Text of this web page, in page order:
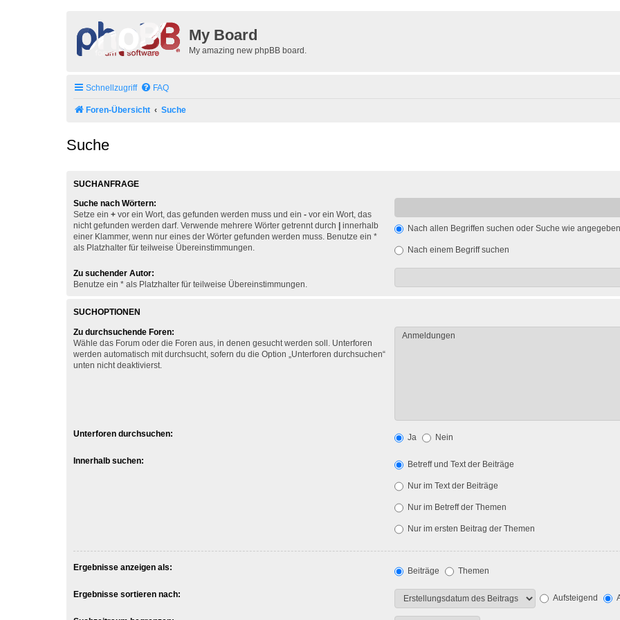
My Board
My amazing new phpBB board.
Schnellzugriff FAQ
Foren-Übersicht Suche
Suche
SUCHANFRAGE
Suche nach Wörtern:
Setze ein + vor ein Wort, das gefunden werden muss und ein - vor ein Wort, das
nicht gefunden werden darf. Verwende mehrere Wörter getrennt durch
innerhalb
einer Klammer, wenn nur eines der Wörter gefunden werden muss. Benutze ein *
als Platzhalter für teilweise Übereinstimmungen.
Nach allen Begriffen suchen oder Suche wie
Nach einem Begriff suchen
Zu suchender Autor:
Benutze ein * als Platzhalter für teilweise Übereinstimmungen.
SUCHOPTIONEN
Zu durchsuchende Foren:
Wähle das Forum oder die Foren aus, in denen gesucht werden soll. Unterforen
werden automatisch mit durchsucht, sofern du die Option „Unterforen durchsuchen“
unten nicht deaktivierst.
Unterforen durchsuchen: Ja Nein
Innerhalb suchen: Betreff und Text der Beiträge
Nur im Text der Beiträge
Nur im Betreff der Themen
Nur im ersten Beitrag der Themen
Ergebnisse anzeigen als: Beiträge Themen
Ergebnisse sortieren nach: Aufsteigend